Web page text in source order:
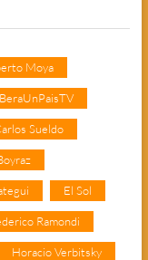
Moya
BeraUnPaisTV
Sueldo
El Sol
Ramondi
Horacio Verbitsky